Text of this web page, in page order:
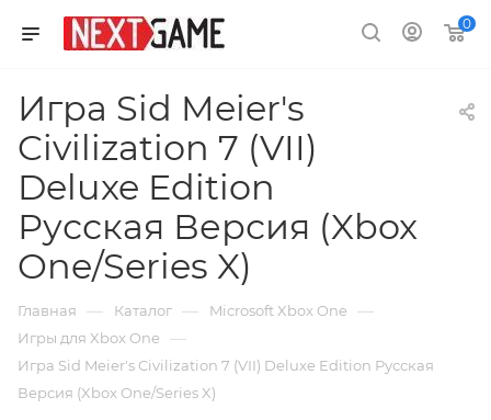
0
Игра Sid Meier's
Civilization 7 (VII)
Deluxe Edition
Русская Версия (Xbox
One/Series X)
Главная — Каталог — Microsoft Xbox One —
Игры для Xbox One —
Игра Sid Meier's Civilization 7 (VII) Deluxe Edition Русская
Версия (Xbox One/Series X)